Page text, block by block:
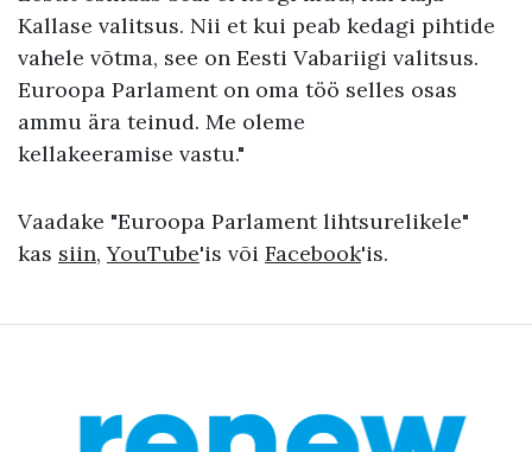
Kallase valitsus. Nii et kui peab kedagi pihtide
vahele võtma, see on Eesti Vabariigi valitsus.
Euroopa Parlament on oma töö selles osas
ammu ära teinud. Me oleme
kellakeeramise vastu."
Vaadake "Euroopa Parlament lihtsurelikele"
kas siin,YouTube'is või Facebook'is.